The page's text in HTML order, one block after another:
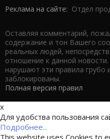
Реклама на сайте: Отдел
Оставляя комментарий,
содержание и тон Вашего
реальных людей,
отношение к данной
нарушают эти правила грубо
заблокированы.
Полная версия правил
x
Для удобства пользования
Подробнее...
This website uses Cookies to